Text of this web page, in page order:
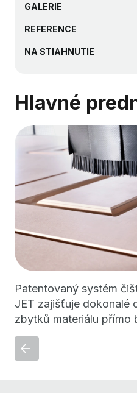
GALERIE
REFERENCE
NA STIAHNUTIE
Hlavné
Patentovaný systém
JET zajišťuje dokonalé
zbytků materiálu přímo